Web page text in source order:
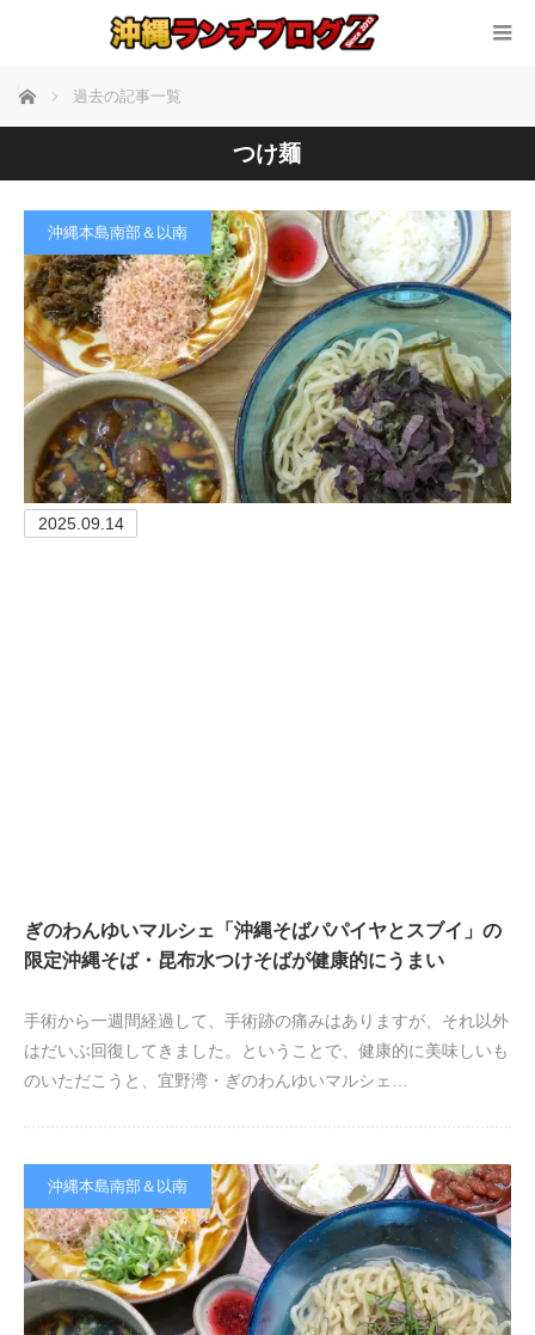
ホーム 過去の記事一覧
つけ麺
沖縄本島南部＆以南
2025.09.14
ぎのわんゆいマルシェ「沖縄そばパパイヤとスブイ」の
限定沖縄そば・昆布水つけそばが健康的にうまい
手術から一週間経過して、手術跡の痛みはありますが、それ以外
はだいぶ回復してきました。ということで、健康的に美味しいも
のいただこうと、宜野湾・ぎのわんゆいマルシェ…
沖縄本島南部＆以南